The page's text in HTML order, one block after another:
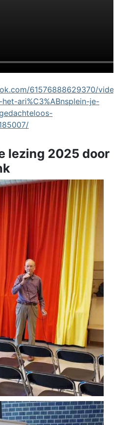
61576888629370/videos/
ari%C3%ABnsplein-je-
lezing 2025 door